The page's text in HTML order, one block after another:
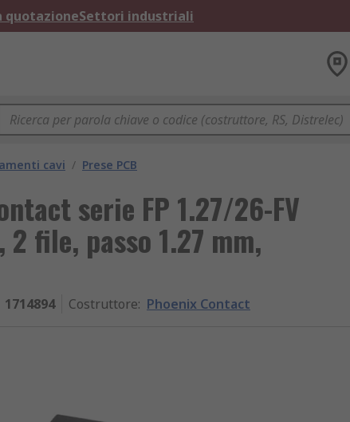
quotazioneSettori industriali
cavi / Prese PCB
serie FP 1.27/26-FV
file, passo 1.27 mm,
1714894 Costruttore: Phoenix Contact